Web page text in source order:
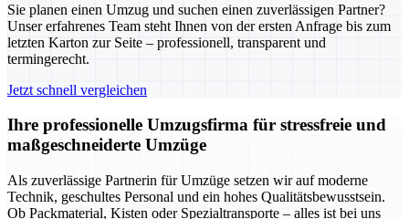
Sie planen einen Umzug und suchen einen zuverlässigen Partner?
Unser erfahrenes Team steht Ihnen von der ersten Anfrage bis zum
letzten Karton zur Seite – professionell, transparent und
termingerecht.
Jetzt schnell vergleichen
Ihre professionelle Umzugsfirma für stressfreie und
maßgeschneiderte Umzüge
Als zuverlässige Partnerin für Umzüge setzen wir auf moderne
Technik, geschultes Personal und ein hohes Qualitätsbewusstsein.
Ob Packmaterial, Kisten oder Spezialtransporte – alles ist bei uns